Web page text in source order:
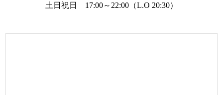
土日祝日 17:00～22:00（L.O 20:30）